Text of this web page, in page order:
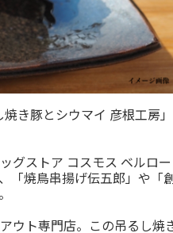
き豚とシウマイ 彦根工房」
グストア コスモス ベルロー
「焼鳥串揚げ伝五郎」や「
ウト専門店。この吊るし焼